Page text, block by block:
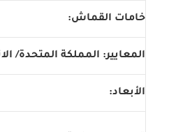
خامات القماش:
المعايير: المملكة المتحدة/
الأبعاد: